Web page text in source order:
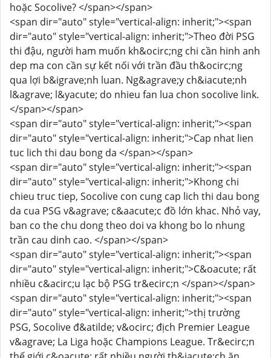
hoặc Socolive? </span></span>
<span dir="auto" style="vertical-align: inherit;"><span
dir="auto" style="vertical-align: inherit;">Theo đời PSG
thi đậu, người ham muốn kh&ocirc;ng chi cần hinh anh
dep ma con cần sự kết nối với trần đầu th&ocirc;ng
qua lợi b&igrave;nh luan. Ng&agrave;y ch&iacute;nh
l&agrave; l&yacute; do nhieu fan lua chon socolive link.
</span></span>
<span dir="auto" style="vertical-align: inherit;"><span
dir="auto" style="vertical-align: inherit;">Cap nhat lien
tuc lich thi dau bong da </span></span>
<span dir="auto" style="vertical-align: inherit;"><span
dir="auto" style="vertical-align: inherit;">Khong chi
chieu truc tiep, Socolive con cung cap lich thi dau bong
da cua PSG v&agrave; c&aacute;c đồ lớn khac. Nhỏ vay,
ban co the chu dong theo doi va khong bo lo nhung
trần cau dinh cao. </span></span>
<span dir="auto" style="vertical-align: inherit;"><span
dir="auto" style="vertical-align: inherit;">C&oacute; rất
nhiều c&acirc;u lạc bộ PSG tr&ecirc;n </span></span>
<span dir="auto" style="vertical-align: inherit;"><span
dir="auto" style="vertical-align: inherit;">thị trường
PSG, Socolive đ&atilde; v&ocirc; địch Premier League
v&agrave; La Liga hoặc Champions League. Tr&ecirc;n